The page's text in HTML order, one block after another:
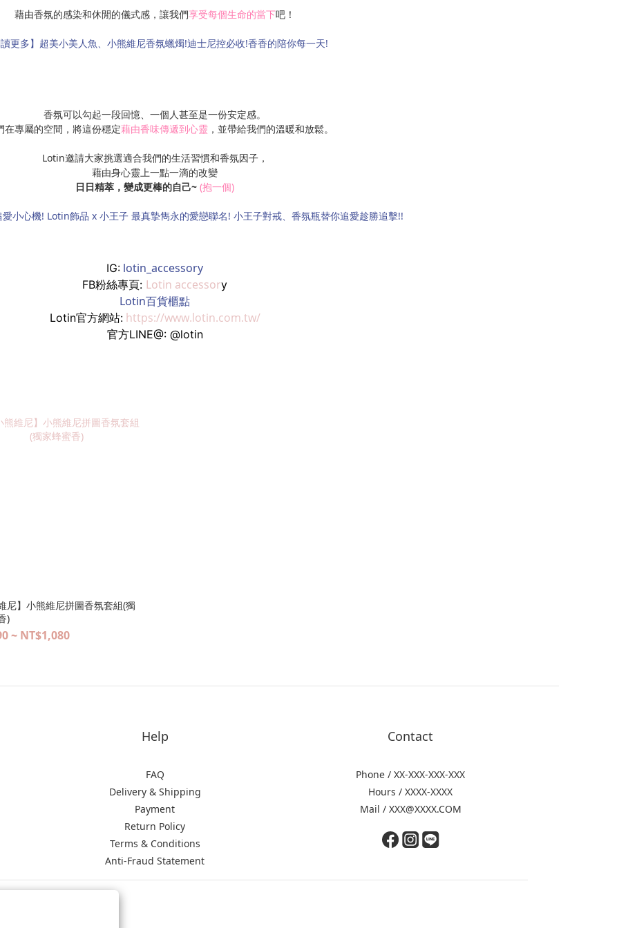
藉由香氛的感染和休閒的儀式感，讓我們享受每個生命的當下吧！
讀更多】超美小美人魚、小熊維尼香氛蠟燭!迪士尼控必收!香香的陪你每一天!
香氛可以勾起一段回憶、一個人甚至是一份安定感。
在專屬的空間，將這份穩定藉由香味傳遞到心靈 ，並帶給我們的溫暖和放鬆。
Lotin邀請大家挑選適合我們的生活習慣和香氛因子，
藉由身心靈上一點一滴的改變
日日精萃，變成更棒的自己~ (抱一個)
愛小心機! Lotin飾品 x 小王子 最真摯雋永的愛戀聯名! 小王子對戒、香氛瓶替你追愛趁勝追擊!!
IG: lotin_accessory
FB粉絲專頁: Lotin accessory
Lotin百貨櫃點
Lotin官方網站: https://www.lotin.com.tw/
官方LINE@: @lotin
尼】小熊維尼拼圖香氛套組(獨
)
~ NT$1,080
Help
FAQ
Delivery & Shipping
Payment
Return Policy
Terms & Conditions
Anti-Fraud Statement
Contact
Phone / XX-XXX-XXX-XXX
Hours / XXXX-XXXX
Mail / XXX@XXXX.COM